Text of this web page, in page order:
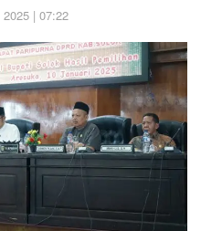
| 07:22